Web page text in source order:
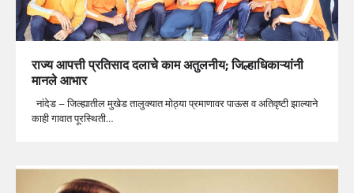
राज्य आपत्ती प्रतिसाद दलाचे काम अतुलनीय; जिल्हाधिकाऱ्यांनी
मानले आभार
नांदेड – जिल्ह्यातील मुखेड तालुक्यात मोठ्या प्रमाणावर पाऊस व अतिवृष्टी झाल्याने
काही गावात पूरस्थिती…